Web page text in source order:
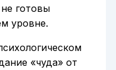
готовы
уровне.
«чуда» от